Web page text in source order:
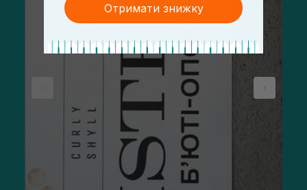
Отримати знижку